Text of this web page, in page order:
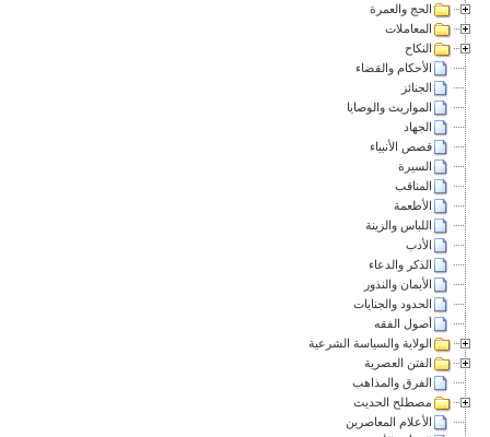
الحج والعمرة
المعاملات
النكاح
الأحكام والقضاء
الجنائز
المواريث والوصايا
الجهاد
قصص الأنبياء
السيرة
المناقب
الأطعمة
اللباس والزينة
الأدب
الذكر والدعاء
الأيمان والنذور
الحدود والجنايات
أصول الفقه
الولاية والسياسة الشرعية
الفتن العصرية
الفرق والمذاهب
مصطلح الحديث
الأعلام المعاصرين